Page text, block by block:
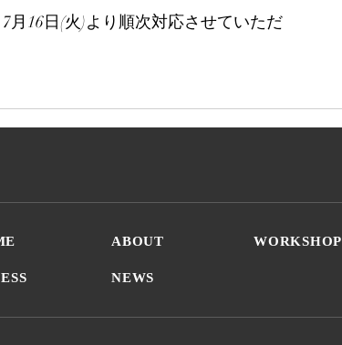
16日(火)より順次対応させていただ
ABOUT WORKSHOP
NEWS